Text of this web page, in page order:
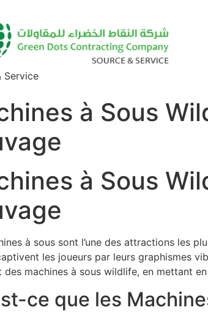
Service
à Sous
à Sous
à sous sont l’une des attractions les
les joueurs par leurs graphismes
des machines à sous wildlife, en mettant
ce que les